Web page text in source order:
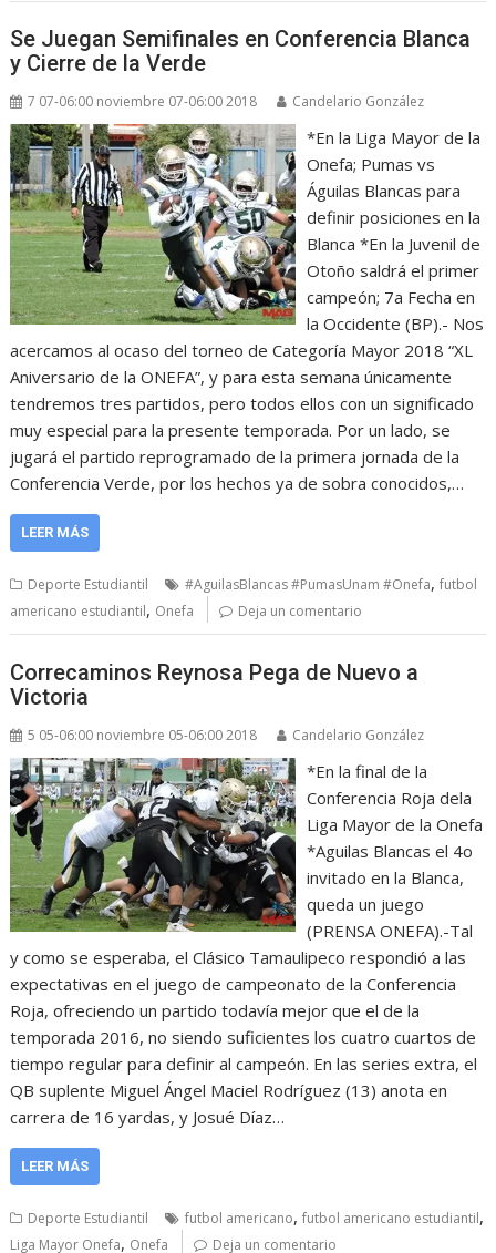
Se Juegan Semifinales en Conferencia Blanca
y Cierre de la Verde
7 07-06:00 noviembre 07-06:00 2018 Candelario González
*En la Liga Mayor de la
Onefa; Pumas vs
Águilas Blancas para
definir posiciones en la
Blanca *En la Juvenil de
Otoño saldrá el primer
campeón; 7a Fecha en
la Occidente (BP).- Nos
acercamos al ocaso del torneo de Categoría Mayor 2018 “XL
Aniversario de la ONEFA”, y para esta semana únicamente
tendremos tres partidos, pero todos ellos con un significado
muy especial para la presente temporada. Por un lado, se
jugará el partido reprogramado de la primera jornada de la
Conferencia Verde, por los hechos ya de sobra conocidos,…
LEER MÁS
Deporte Estudiantil #AguilasBlancas #PumasUnam #Onefa,futbol
americano estudiantil, Onefa Deja un comentario
Correcaminos Reynosa Pega de Nuevo a
Victoria
5 05-06:00 noviembre 05-06:00 2018 Candelario González
*En la final de la
Conferencia Roja dela
Liga Mayor de la Onefa
*Aguilas Blancas el 4o
invitado en la Blanca,
queda un juego
(PRENSA ONEFA).-Tal
y como se esperaba, el Clásico Tamaulipeco respondió a las
expectativas en el juego de campeonato de la Conferencia
Roja, ofreciendo un partido todavía mejor que el de la
temporada 2016, no siendo suficientes los cuatro cuartos de
tiempo regular para definir al campeón. En las series extra, el
QB suplente Miguel Ángel Maciel Rodríguez (13) anota en
carrera de 16 yardas, y Josué Díaz…
LEER MÁS
Deporte Estudiantil futbol americano,futbol americano estudiantil,
Liga Mayor Onefa, Onefa Deja un comentario